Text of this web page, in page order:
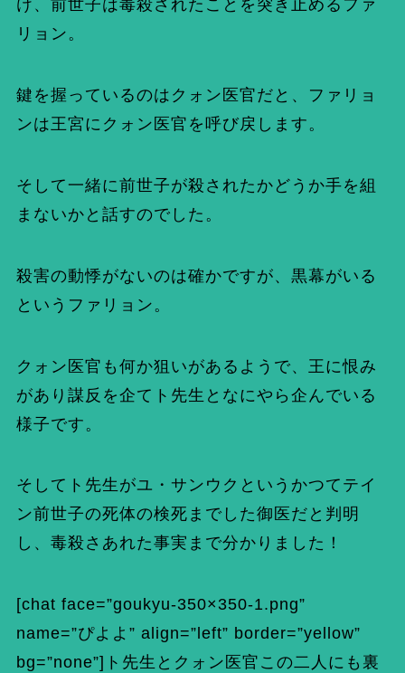
け、前世子は毒殺されたことを突き止めるファ
リョン。
鍵を握っているのはクォン医官だと、ファリョ
ンは王宮にクォン医官を呼び戻します。
そして一緒に前世子が殺されたかどうか手を組
まないかと話すのでした。
殺害の動悸がないのは確かですが、黒幕がいる
というファリョン。
クォン医官も何か狙いがあるようで、王に恨み
があり謀反を企てト先生となにやら企んでいる
様子です。
そしてト先生がユ・サンウクというかつてテイ
ン前世子の死体の検死までした御医だと判明
し、毒殺さあれた事実まで分かりました！
[chat face=”goukyu-350×350-1.png”
name=”ぴよよ” align=”left” border=”yellow”
bg=”none”]ト先生とクォン医官この二人にも裏